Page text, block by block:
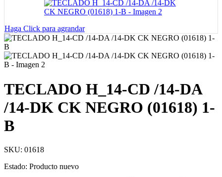
Haga Click para agrandar
TECLADO H_14-CD /14-DA
/14-DK CK NEGRO (01618) 1-
B
SKU: 01618
Estado: Producto nuevo